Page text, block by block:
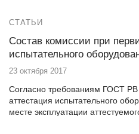
СТАТЬИ
Состав комиссии при
испытательного
23 октября 2017
Согласно требованиям ГОСТ
аттестация испытательного
месте эксплуатации